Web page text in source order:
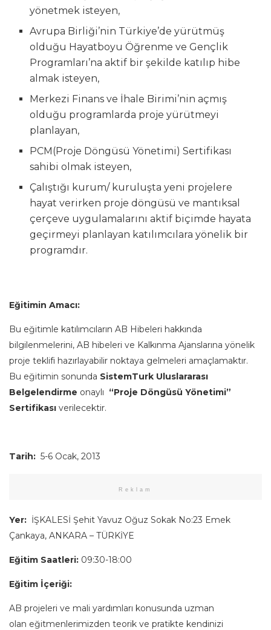
yönetmek isteyen,
Avrupa Birliği’nin Türkiye’de yürütmüş
olduğu Hayatboyu Öğrenme ve Gençlik
Programları’na aktif bir şekilde katılıp hibe
almak isteyen,
Merkezi Finans ve İhale Birimi’nin açmış
olduğu programlarda proje yürütmeyi
planlayan,
PCM(Proje Döngüsü Yönetimi) Sertifikası
sahibi olmak isteyen,
Çalıştığı kurum/ kuruluşta yeni projelere
hayat verirken proje döngüsü ve mantıksal
çerçeve uygulamalarını aktif biçimde hayata
geçirmeyi planlayan katılımcılara yönelik bir
programdır.
Eğitimin Amacı:
Bu eğitimle katılımcıların AB Hibeleri hakkında
bilgilenmelerini, AB hibeleri ve Kalkınma Ajanslarına yönelik
proje teklifi hazırlayabilir noktaya gelmeleri amaçlamaktır.
Bu eğitimin sonunda SistemTurk Uluslararası
Belgelendirme onaylı “Proje Döngüsü Yönetimi”
Sertifikası verilecektir.
Tarih: 5-6 Ocak, 2013
Reklam
Yer: İŞKALESİ Şehit Yavuz Oğuz Sokak No:23 Emek
Çankaya, ANKARA – TÜRKİYE
Eğitim Saatleri: 09:30-18:00
Eğitim İçeriği:
AB projeleri ve mali yardımları konusunda uzman
olan eğitmenlerimizden teorik ve pratikte kendinizi